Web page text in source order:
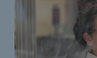
Partenariats
Newsroom